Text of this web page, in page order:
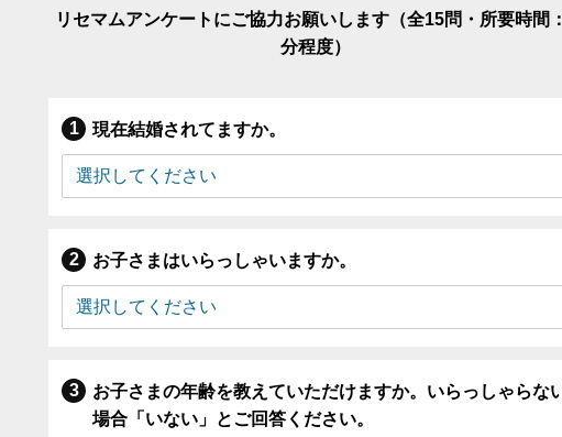
リセマムアンケートにご協力お願いします（全15問・所要時間
分程度）
現在結婚されてますか。
お子さまはいらっしゃいますか。
お子さまの年齢を教えていただけますか。いらっしゃらな
場合「いない」とご回答ください。